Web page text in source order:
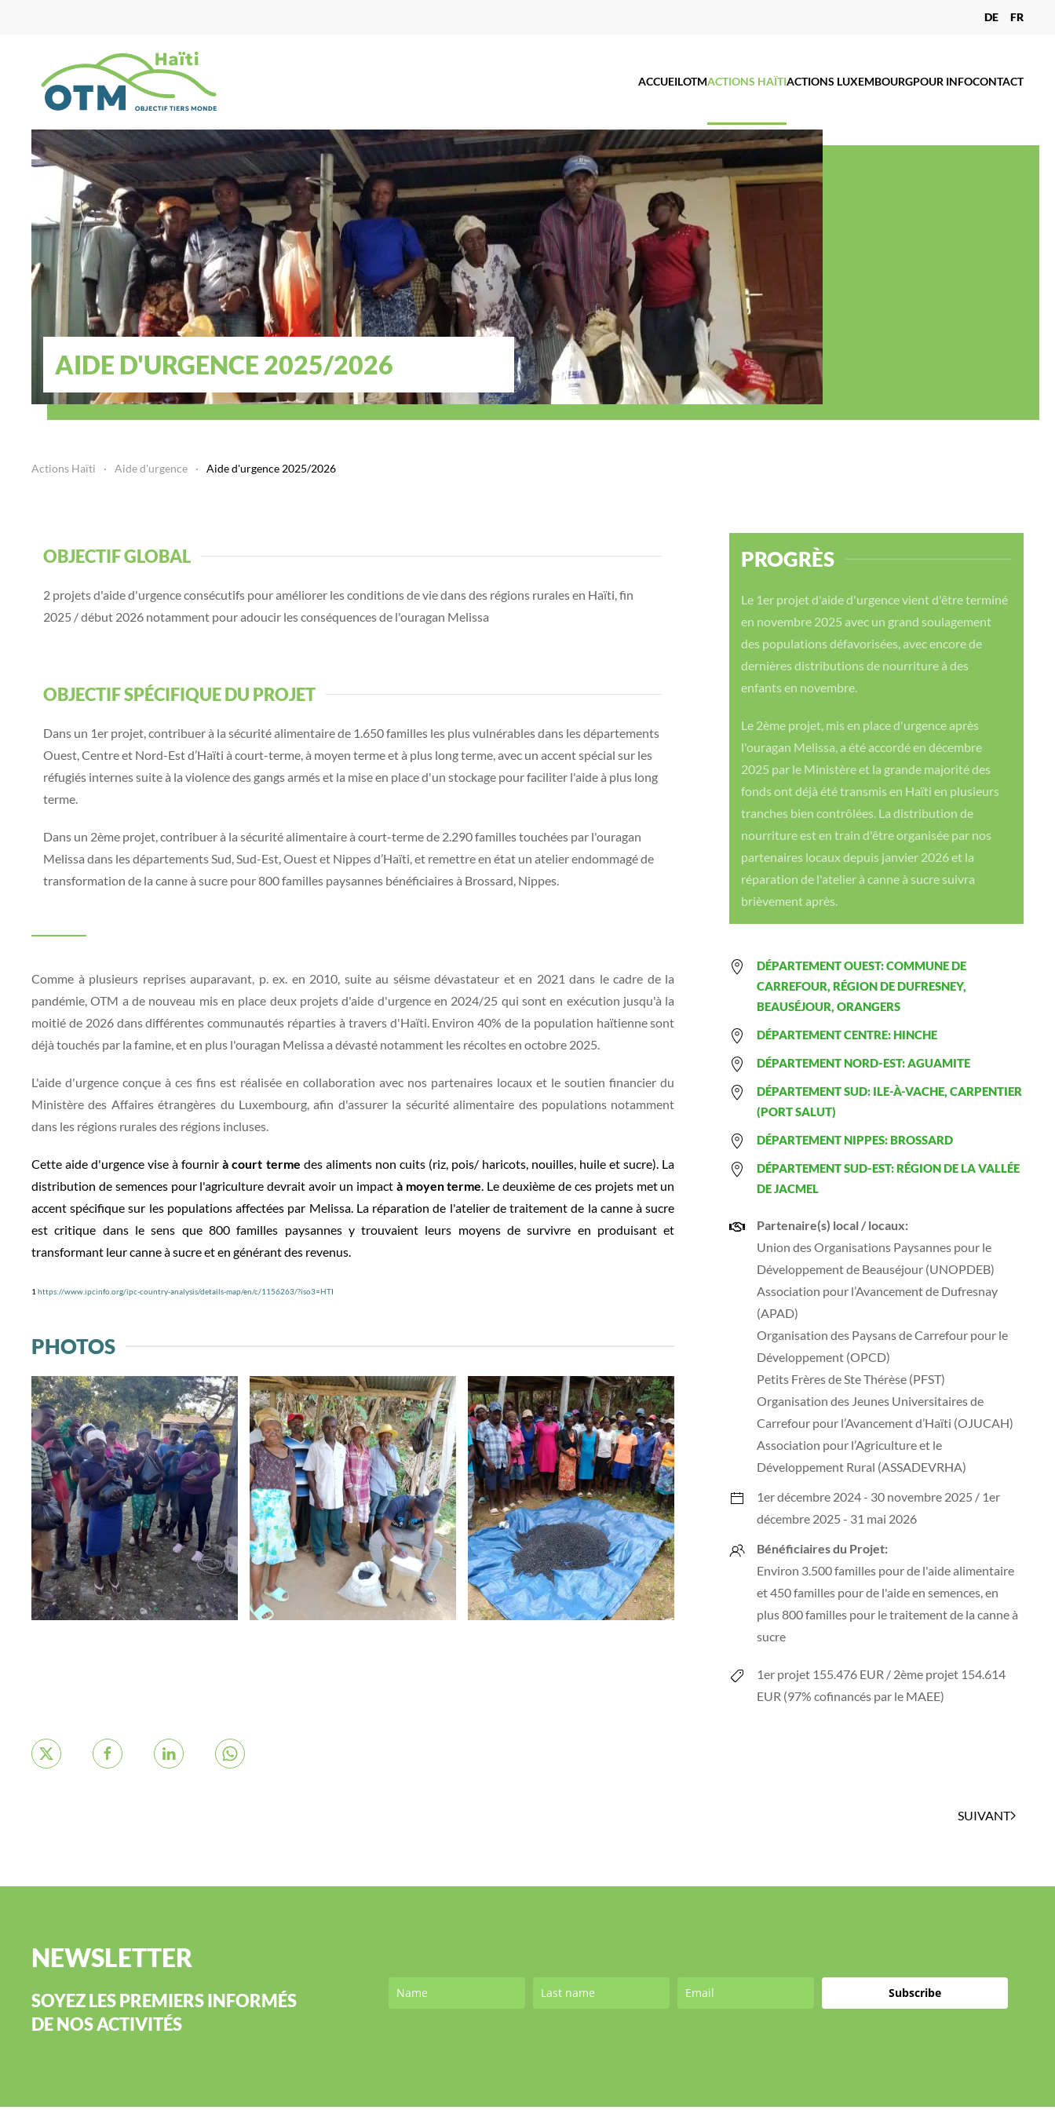
DE FR
ACCUEILOTMACTIONS HAÏTIACTIONS LUXEMBOURGPOUR INFOCONTACT
AIDE D'URGENCE 2025/2026
Actions Haïti Aide d'urgence Aide d'urgence 2025/2026
OBJECTIF GLOBAL
2 projets d'aide d'urgence consécutifs pour améliorer les conditions de vie dans des régions rurales en Haïti, fin
2025 / début 2026 notamment pour adoucir les conséquences de l'ouragan Melissa
OBJECTIF SPÉCIFIQUE DU PROJET
Dans un 1er projet, contribuer à la sécurité alimentaire de 1.650 familles les plus vulnérables dans les départements
Ouest, Centre et Nord-Est d’Haïti à court-terme, à moyen terme et à plus long terme, avec un accent spécial sur les
réfugiés internes suite à la violence des gangs armés et la mise en place d'un stockage pour faciliter l'aide à plus long
terme.
Dans un 2ème projet, contribuer à la sécurité alimentaire à court-terme de 2.290 familles touchées par l'ouragan
Melissa dans les départements Sud, Sud-Est, Ouest et Nippes d’Haïti, et remettre en état un atelier endommagé de
transformation de la canne à sucre pour 800 familles paysannes bénéficiaires à Brossard, Nippes.
Comme à plusieurs reprises auparavant, p. ex. en 2010, suite au séisme dévastateur et en 2021 dans le cadre de la
pandémie, OTM a de nouveau mis en place deux projets d'aide d'urgence en 2024/25 qui sont en exécution jusqu'à la
moitié de 2026 dans différentes communautés réparties à travers d'Haïti. Environ 40% de la population haïtienne sont
déjà touchés par la famine, et en plus l'ouragan Melissa a dévasté notamment les récoltes en octobre 2025.
L'aide d'urgence conçue à ces fins est réalisée en collaboration avec nos partenaires locaux et le soutien financier du
Ministère des Affaires étrangères du Luxembourg, afin d'assurer la sécurité alimentaire des populations notamment
dans les régions rurales des régions incluses.
Cette aide d'urgence vise à fournirà court terme des aliments non cuits (riz, pois/ haricots, nouilles, huile et sucre). La
distribution de semences pour l'agriculture devrait avoir un impact à moyen terme. Le deuxième de ces projets met un
accent spécifique sur les populations affectées par Melissa. La réparation de l'atelier de traitement de la canne à sucre
est critique dans le sens que 800 familles paysannes y trouvaient leurs moyens de survivre en produisant et
transformant leur canne à sucre et en générant des revenus.
1 https://www.ipcinfo.org/ipc-country-analysis/details-map/en/c/1156263/?iso3=HTI
PHOTOS
PROGRÈS
Le 1er projet d'aide d'urgence vient d'être terminé
en novembre 2025 avec un grand soulagement
des populations défavorisées, avec encore de
dernières distributions de nourriture à des
enfants en novembre.
Le 2ème projet, mis en place d'urgence après
l'ouragan Melissa, a été accordé en décembre
2025 par le Ministère et la grande majorité des
fonds ont déjà été transmis en Haïti en plusieurs
tranches bien contrôlées. La distribution de
nourriture est en train d'être organisée par nos
partenaires locaux depuis janvier 2026 et la
réparation de l'atelier à canne à sucre suivra
brièvement après.
DÉPARTEMENT OUEST: COMMUNE DE
CARREFOUR, RÉGION DE DUFRESNEY,
BEAUSÉJOUR, ORANGERS
DÉPARTEMENT CENTRE: HINCHE
DÉPARTEMENT NORD-EST: AGUAMITE
DÉPARTEMENT SUD: ILE-À-VACHE, CARPENTIER
(PORT SALUT)
DÉPARTEMENT NIPPES: BROSSARD
DÉPARTEMENT SUD-EST: RÉGION DE LA VALLÉE
DE JACMEL
Partenaire(s) local / locaux:
Union des Organisations Paysannes pour le
Développement de Beauséjour (UNOPDEB)
Association pour l’Avancement de Dufresnay
(APAD)
Organisation des Paysans de Carrefour pour le
Développement (OPCD)
Petits Frères de Ste Thérèse (PFST)
Organisation des Jeunes Universitaires de
Carrefour pour l’Avancement d’Haïti (OJUCAH)
Association pour l’Agriculture et le
Développement Rural (ASSADEVRHA)
1er décembre 2024 - 30 novembre 2025 / 1er
décembre 2025 - 31 mai 2026
Bénéficiaires du Projet:
Environ 3.500 familles pour de l'aide alimentaire
et 450 familles pour de l'aide en semences, en
plus 800 familles pour le traitement de la canne à
sucre
1er projet 155.476 EUR / 2ème projet 154.614
EUR (97% cofinancés par le MAEE)
SUIVANT
NEWSLETTER
SOYEZ LES PREMIERS INFORMÉS
DE NOS ACTIVITÉS
Subscribe